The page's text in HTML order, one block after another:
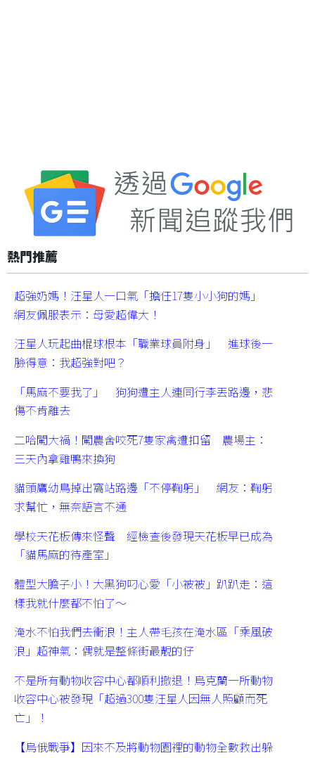
熱門推薦
超強奶媽！汪星人一口氣「擔任17隻小小狗的媽」
網友佩服表示：母愛超偉大！
汪星人玩起曲棍球根本「職業球員附身」 進球後一
臉得意：我超強對吧？
「馬麻不要我了」 狗狗遭主人連同行李丟路邊，悲
傷不肯離去
二哈闖大禍！闖農舍咬死7隻家禽遭扣留 農場主：
三天內拿雞鴨來換狗
貓頭鷹幼鳥掉出窩站路邊「不停鞠躬」 網友：鞠躬
求幫忙，無奈語言不通
學校天花板傳來怪聲 經檢查後發現天花板早已成為
「貓馬麻的待產室」
體型大膽子小！大黑狗叼心愛「小被被」趴趴走：這
樣我就什麼都不怕了～
淹水不怕我們去衝浪！主人帶毛孩在淹水區「乘風破
浪」超神氣：偶就是整條街最靚的仔
不是所有動物收容中心都順利撤退！烏克蘭一所動物
收容中心被發現「超過300隻汪星人因無人照顧而死
亡」！
【烏俄戰爭】因來不及將動物園裡的動物全數救出躲